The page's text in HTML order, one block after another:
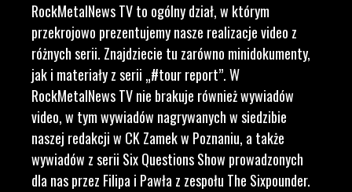
RockMetalNews TV to ogólny dział, w którym
przekrojowo prezentujemy nasze realizacje video z
różnych serii. Znajdziecie tu zarówno minidokumenty,
jak i materiały z serii „#tour report”. W
RockMetalNews TV nie brakuje również wywiadów
video, w tym wywiadów nagrywanych w siedzibie
naszej redakcji w CK Zamek w Poznaniu, a także
wywiadów z serii Six Questions Show prowadzonych
dla nas przez Filipa i Pawła z zespołu The Sixpounder.